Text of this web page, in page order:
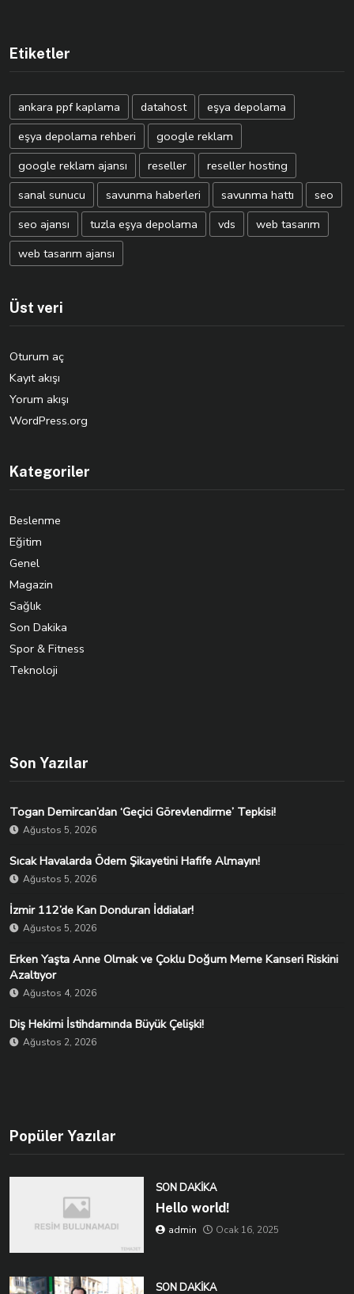
Etiketler
ankara ppf kaplama datahost
eşya depolama
eşya depolama rehberi
google reklam
google reklam ajansı
reseller
reseller hosting
sanal sunucu
savunma haberleri savunma hattı
seo
seo ajansı
tuzla eşya depolama vds
web tasarım
web tasarım ajansı
Üst veri
Oturum aç
Kayıt akışı
Yorum akışı
WordPress.org
Kategoriler
Beslenme
Eğitim
Genel
Magazin
Sağlık
Son Dakika
Spor & Fitness
Teknoloji
Son Yazılar
Togan Demircan’dan ‘Geçici Görevlendirme’ Tepkisi!
Ağustos 5, 2026
Sıcak Havalarda Ödem Şikayetini Hafife Almayın!
Ağustos 5, 2026
İzmir 112’de Kan Donduran İddialar!
Ağustos 5, 2026
Erken Yaşta Anne Olmak ve Çoklu Doğum Meme Kanseri Riskini
Azaltıyor
Ağustos 4, 2026
Diş Hekimi İstihdamında Büyük Çelişki!
Ağustos 2, 2026
Popüler Yazılar
SON DAKIKA
Hello world!
admin Ocak 16, 2025
SON DAKIKA